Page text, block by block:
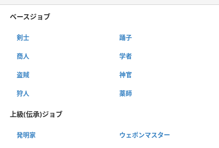
ベースジョブ
剣士 踊子
商人 学者
盗賊 神官
狩人 薬師
上級(伝承)ジョブ
発明家 ウェポンマスター